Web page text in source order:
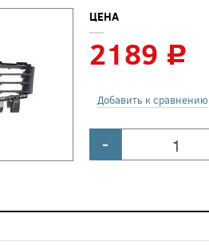
ЦЕНА
2189 c
Добавить к сравнению
-